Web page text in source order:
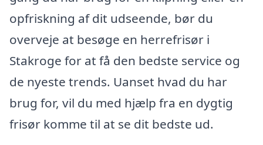
opfriskning af dit udseende, bør du
overveje at besøge en herrefrisør i
Stakroge for at få den bedste service og
de nyeste trends. Uanset hvad du har
brug for, vil du med hjælp fra en dygtig
frisør komme til at se dit bedste ud.